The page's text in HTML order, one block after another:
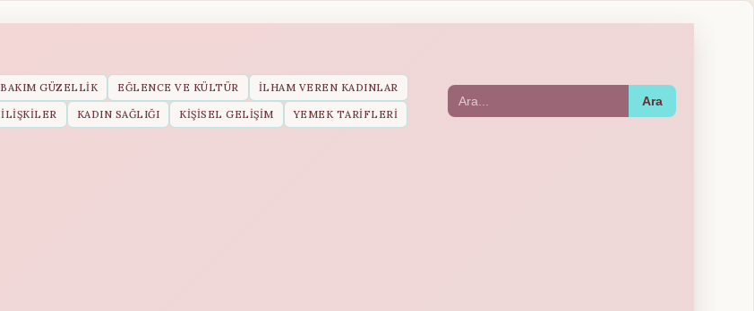
BAKIM GÜZELLIK EĞLENCE VE KÜLTÜR İLHAM VEREN KADINLAR
İLIŞKILER KADIN SAĞLIĞI KIŞISEL GELIŞIM YEMEK TARIFLERI
Ara